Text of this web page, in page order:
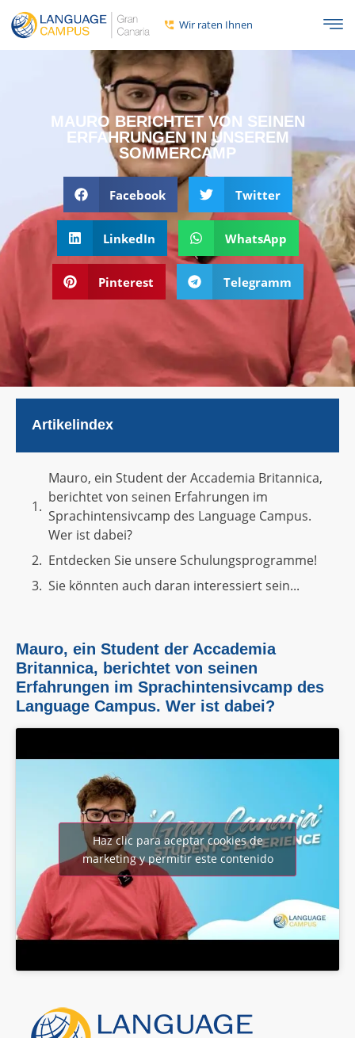
Wir raten Ihnen
MAURO BERICHTET VON SEINEN
ERFAHRUNGEN IN UNSEREM
SOMMERCAMP
Facebook Twitter
LinkedIn WhatsApp
Pinterest Telegramm
Artikelindex
Mauro, ein Student der Accademia Britannica,
berichtet von seinen Erfahrungen im
Sprachintensivcamp des Language Campus.
Wer ist dabei?
Entdecken Sie unsere Schulungsprogramme!
Sie könnten auch daran interessiert sein...
Mauro, ein Student der Accademia
Britannica, berichtet von seinen
Erfahrungen im Sprachintensivcamp des
Language Campus. Wer ist dabei?
Haz clic para aceptar cookies de
marketing y permitir este contenido